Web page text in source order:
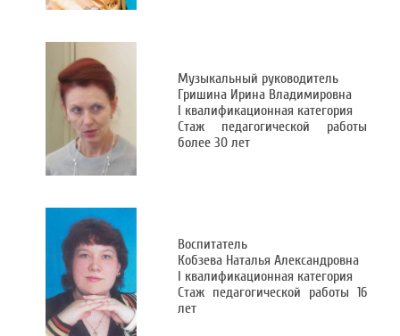
Музыкальный руководитель
Гришина Ирина Владимировна
I квалификационная категория
Стаж педагогической работы
более 30 лет
Воспитатель
Кобзева Наталья Александровна
I квалификационная категория
Стаж педагогической работы 16
лет